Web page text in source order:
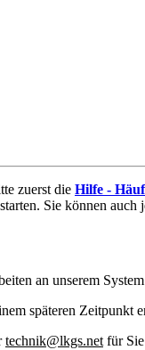
zuerst die Hilfe -
Sie können
an unserem
späteren Zeitpunkt
technik@lkgs.netfür Sie